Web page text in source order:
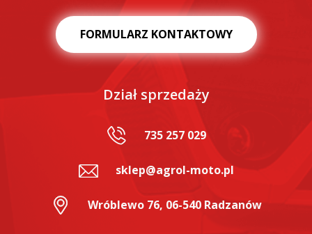
FORMULARZ KONTAKTOWY
Dział sprzedaży
735 257 029
sklep@agrol-moto.pl
Wróblewo 76, 06-540 Radzanów